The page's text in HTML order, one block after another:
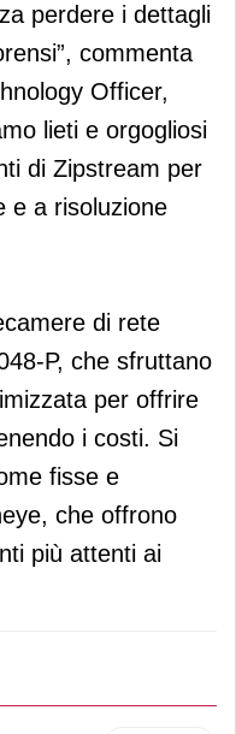
perdere i dettagli
commenta
Officer,
lieti e orgogliosi
di Zipstream per
e a risoluzione
di rete
P, che sfruttano
per offrire
i costi. Si
fisse e
che offrono
più attenti ai